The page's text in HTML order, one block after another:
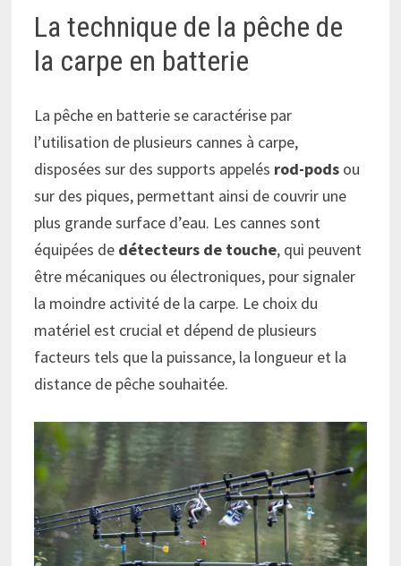
La technique de la pêche de
la carpe en batterie
La pêche en batterie se caractérise par
l’utilisation de plusieurs cannes à carpe,
disposées sur des supports appelés rod-podsou
sur des piques, permettant ainsi de couvrir une
plus grande surface d’eau. Les cannes sont
équipées de détecteurs de touche, qui peuvent
être mécaniques ou électroniques, pour signaler
la moindre activité de la carpe. Le choix du
matériel est crucial et dépend de plusieurs
facteurs tels que la puissance, la longueur et la
distance de pêche souhaitée.